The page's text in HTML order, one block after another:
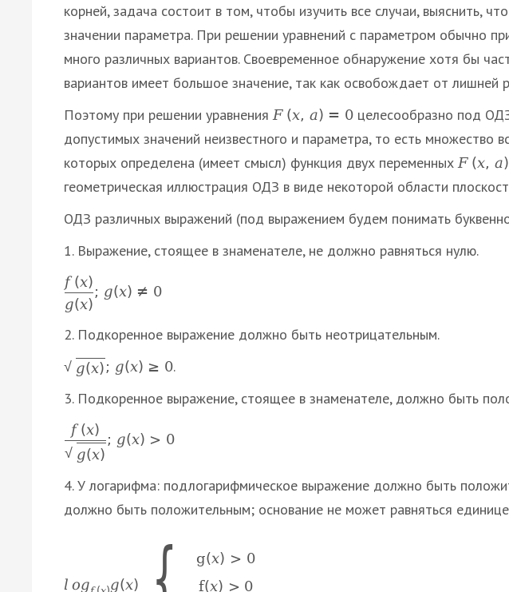
корней, задача состоит в том, чтобы изучить все случаи, выяснить,
значении параметра. При решении уравнений с параметром обычно
много различных вариантов. Своевременное обнаружение хотя бы
вариантов имеет большое значение, так как освобождает от лишней
Поэтому при решении уравненияF (x, a) = 0целесообразно под
допустимых значений неизвестного и параметра, то есть множество
которых определена (имеет смысл) функция двух переменныхF (x, а)
геометрическая иллюстрация ОДЗ в виде некоторой области
ОДЗ различных выражений (под выражением будем понимать
1. Выражение, стоящее в знаменателе, не должно равняться нулю.
f (x)
g(x)
; g(x) ≠ 0
2. Подкоренное выражение должно быть неотрицательным.
√ g(x); g(x) ≥ 0.
3. Подкоренное выражение, стоящее в знаменателе, должно быть
f (x)
√ g(x)
; g(x) > 0
4. У логарифма: подлогарифмическое выражение должно быть
должно быть положительным; основание не может равняться
l og g(x)
g(x) > 0
f(x) > 0